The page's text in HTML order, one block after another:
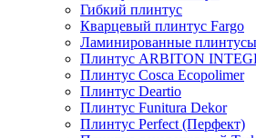
Гибкий плинтус
Кварцевый плинтус Fargo
Ламинированные
Плинтус ARBITON
Плинтус Cosca Ecopolimer
Плинтус Deartio
Плинтус Funitura Dekor
Плинтус Perfect (Перфект)